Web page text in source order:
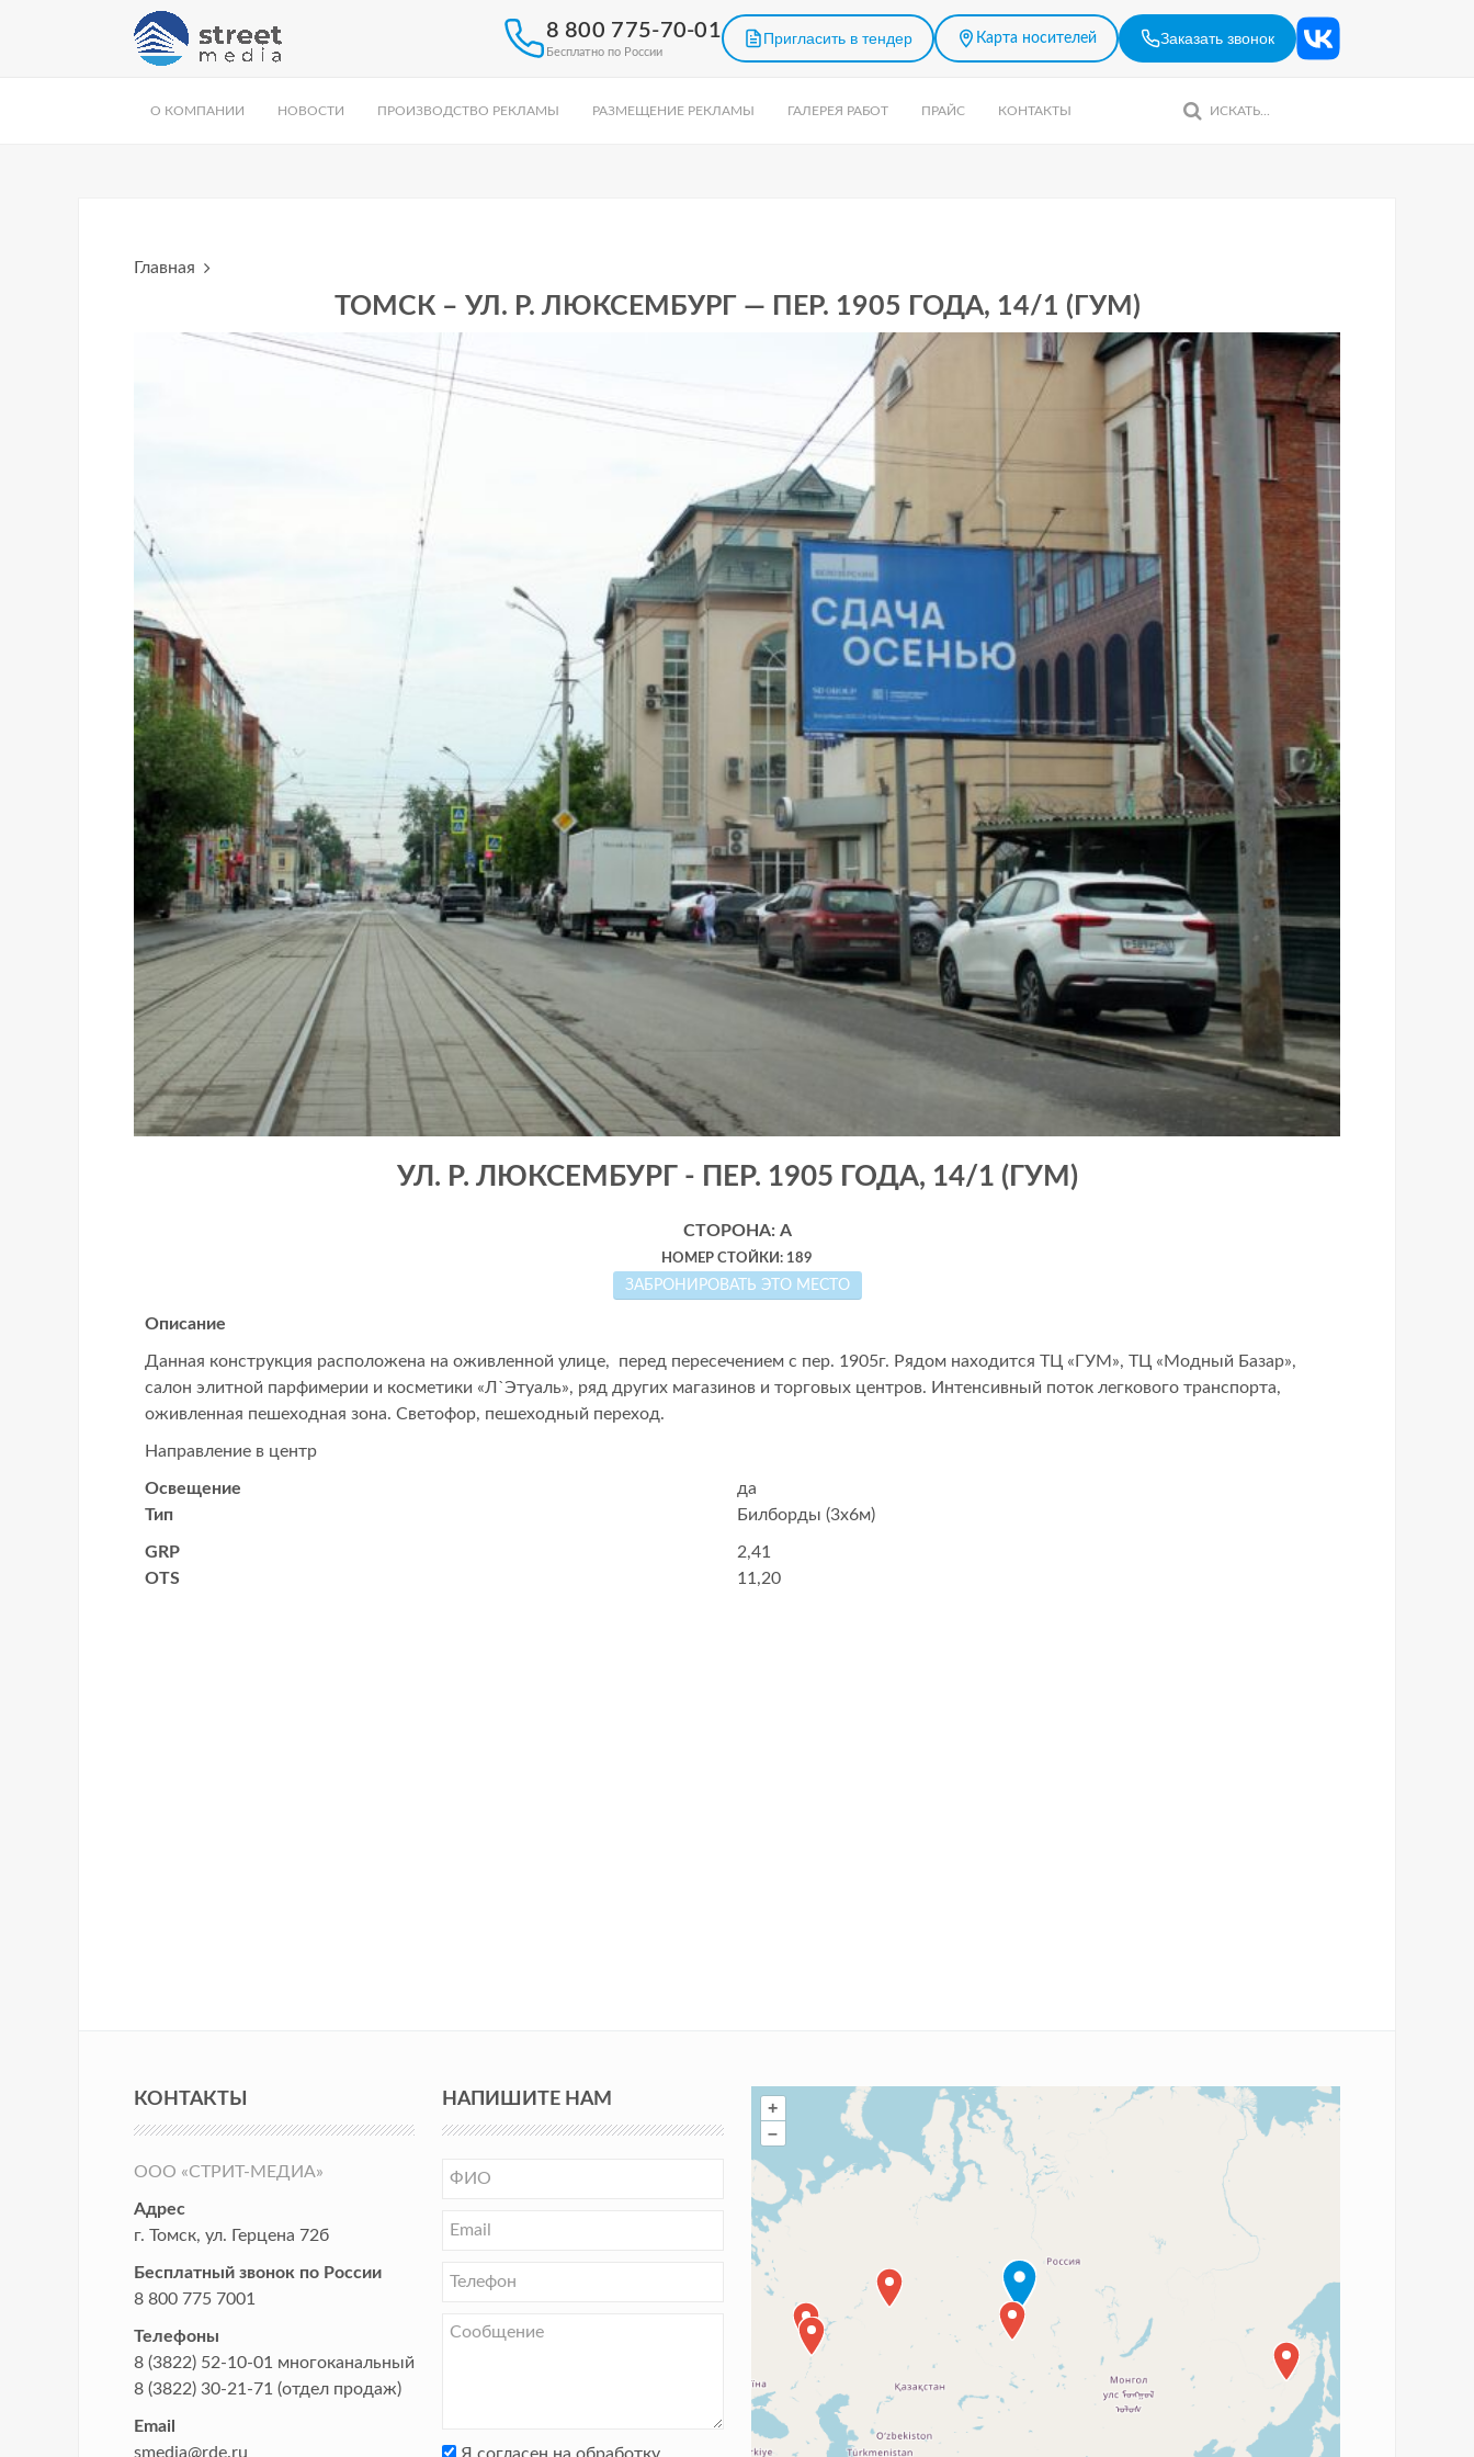
8 800 775-70-01
Бесплатно по России
Пригласить в тендер Карта носителей Заказать звонок
О КОМПАНИИ НОВОСТИ ПРОИЗВОДСТВО РЕКЛАМЫ РАЗМЕЩЕНИЕ РЕКЛАМЫ ГАЛЕРЕЯ РАБОТ ПРАЙС КОНТАКТЫ
Главная
ТОМСК – УЛ. Р. ЛЮКСЕМБУРГ — ПЕР. 1905 ГОДА, 14/1 (ГУМ)
УЛ. Р. ЛЮКСЕМБУРГ - ПЕР. 1905 ГОДА, 14/1 (ГУМ)
СТОРОНА: А
НОМЕР СТОЙКИ: 189
ЗАБРОНИРОВАТЬ ЭТО МЕСТО
Описание
Данная конструкция расположена на оживленной улице, перед пересечением с пер. 1905г. Рядом находится ТЦ «ГУМ», ТЦ «Модный Базар»,
салон элитной парфимерии и косметики «Л`Этуаль», ряд других магазинов и торговых центров. Интенсивный поток легкового транспорта,
оживленная пешеходная зона. Светофор, пешеходный переход.
Направление в центр
Освещение
да
Тип
Билборды (3x6м)
GRP
2,41
OTS
11,20
КОНТАКТЫ
ООО «СТРИТ-МЕДИА»
Адрес
г. Томск, ул. Герцена 72б
Бесплатный звонок по России
8 800 775 7001
Телефоны
8 (3822) 52-10-01 многоканальный
8 (3822) 30-21-71 (отдел продаж)
Email
smedia@rde.ru
НАПИШИТЕ НАМ
+
–